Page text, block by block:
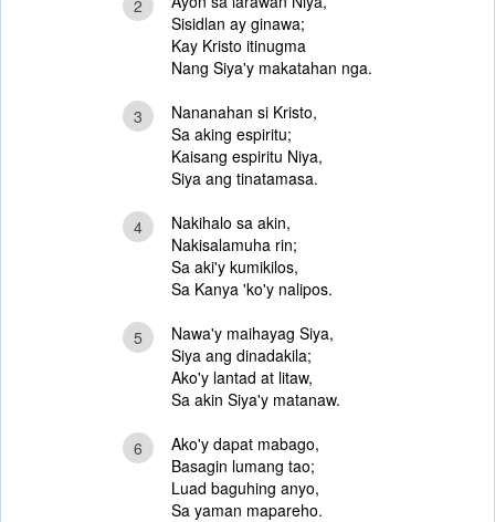
2
Sisidlan ay ginawa;
Kay Kristo itinugma
Nang Siya'y makatahan nga.
3
Nananahan si Kristo,
Sa aking espiritu;
Kaisang espiritu Niya,
Siya ang tinatamasa.
4
Nakihalo sa akin,
Nakisalamuha rin;
Sa aki'y kumikilos,
Sa Kanya 'ko'y nalipos.
5
Nawa'y maihayag Siya,
Siya ang dinadakila;
Ako'y lantad at litaw,
Sa akin Siya'y matanaw.
6
Ako'y dapat mabago,
Basagin lumang tao;
Luad baguhing anyo,
Sa yaman mapareho.